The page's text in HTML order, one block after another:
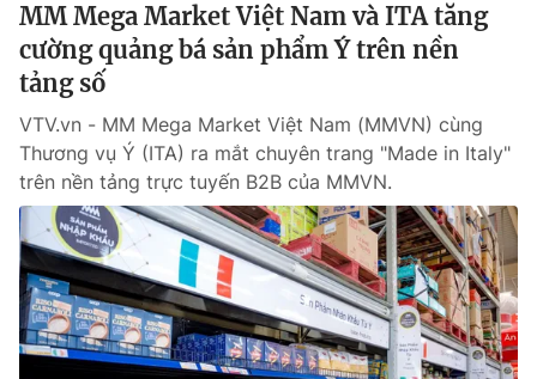
Góc doanh nghiệp
Truyền hình
Phim VTV
Hậu trường
Nhân vật
Khán giả
Giải sao mai
Giải trí
Điện ảnh
Âm nhạc
Sao
Đời sống
Du lịch
Làm đẹp
Chất lượng cuộc sống
Giáo dục
Tuyển sinh
Học trực tuyến
Công nghệ
Hitech Công nghệ tương lai
Giao lưu trực tuyến
MM Mega Market Việt Nam và ITA tăng
cường quảng bá sản phẩm Ý trên nền
tảng số
VTV.vn - MM Mega Market Việt Nam (MMVN) cùng
Thương vụ Ý (ITA) ra mắt chuyên trang "Made in Italy"
trên nền tảng trực tuyến B2B của MMVN.